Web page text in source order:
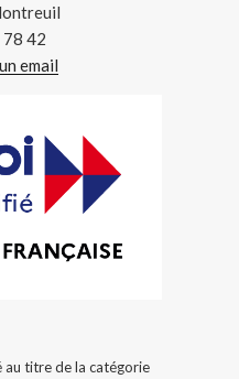
42
email
au titre de la catégorie